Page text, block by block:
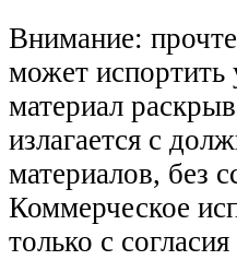
Внимание:
может испортить
материал
излагается с
материалов, без
Коммерческое
только с согласия